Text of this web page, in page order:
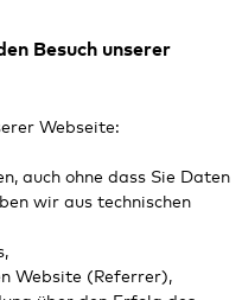
Besuch unserer
Webseite:
auch ohne dass Sie Daten
wir aus technischen
Website (Referrer),